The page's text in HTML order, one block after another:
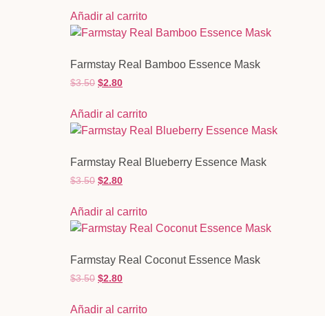
Añadir al carrito
Farmstay Real Bamboo Essence Mask
$3.50 $2.80
Añadir al carrito
Farmstay Real Blueberry Essence Mask
$3.50 $2.80
Añadir al carrito
Farmstay Real Coconut Essence Mask
$3.50 $2.80
Añadir al carrito